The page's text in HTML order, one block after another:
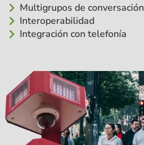
Multigrupos de conversación
Interoperabilidad
Integración con telefonía